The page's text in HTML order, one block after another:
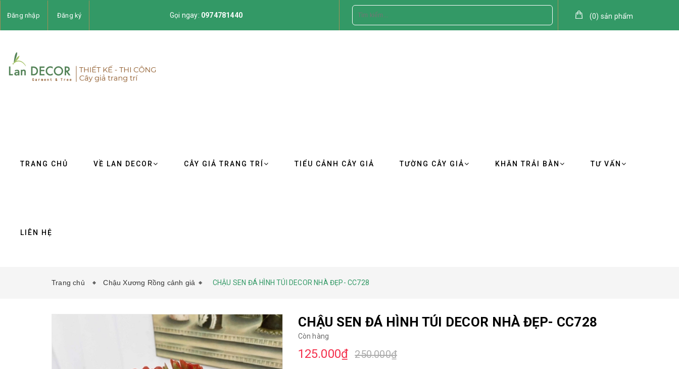
Đăng nhập Đăng ký Gọi ngay: 0974781440 (0) sản phẩm
TRANG CHỦ VỀ LAN DECOR CÂY GIẢ TRANG TRÍ TIỂU CẢNH CÂY GIẢ TƯỜNG CÂY GIẢ KHĂN TRẢI BÀN TƯ VẤN
LIÊN HỆ
Trang chủ Chậu Xương Rồng cảnh giả CHẬU SEN ĐÁ HÌNH TÚI DECOR NHÀ ĐẸP- CC728
CHẬU SEN ĐÁ HÌNH TÚI DECOR NHÀ ĐẸP- CC728
Còn hàng
125.000₫ 250.000₫